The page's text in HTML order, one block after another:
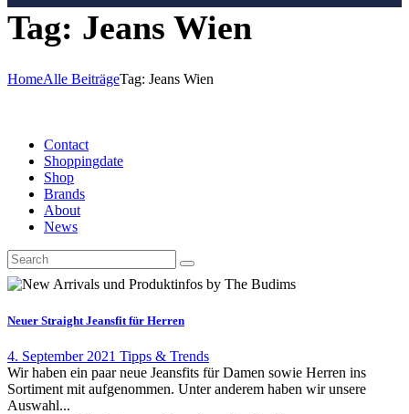
Tag: Jeans Wien
HomeAlle BeiträgeTag: Jeans Wien
Contact
Shoppingdate
Shop
Brands
About
News
Neuer Straight Jeansfit für Herren
4. September 2021 Tipps & Trends
Wir haben ein paar neue Jeansfits für Damen sowie Herren ins
Sortiment mit aufgenommen. Unter anderem haben wir unsere
Auswahl...